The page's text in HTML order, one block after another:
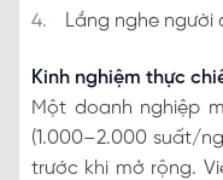
Lắng nghe người
Kinh nghiệm thực
Một doanh nghiệp
(1.000–2.000 suất/
trước khi mở rộng.